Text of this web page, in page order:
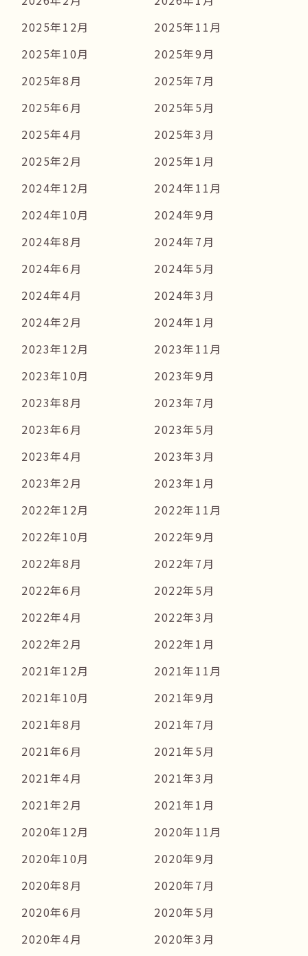
2025年12月
2025年11月
2025年10月
2025年9月
2025年8月
2025年7月
2025年6月
2025年5月
2025年4月
2025年3月
2025年2月
2025年1月
2024年12月
2024年11月
2024年10月
2024年9月
2024年8月
2024年7月
2024年6月
2024年5月
2024年4月
2024年3月
2024年2月
2024年1月
2023年12月
2023年11月
2023年10月
2023年9月
2023年8月
2023年7月
2023年6月
2023年5月
2023年4月
2023年3月
2023年2月
2023年1月
2022年12月
2022年11月
2022年10月
2022年9月
2022年8月
2022年7月
2022年6月
2022年5月
2022年4月
2022年3月
2022年2月
2022年1月
2021年12月
2021年11月
2021年10月
2021年9月
2021年8月
2021年7月
2021年6月
2021年5月
2021年4月
2021年3月
2021年2月
2021年1月
2020年12月
2020年11月
2020年10月
2020年9月
2020年8月
2020年7月
2020年6月
2020年5月
2020年4月
2020年3月